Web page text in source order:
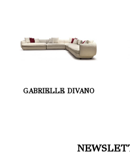
GABRIELLE DIVANO